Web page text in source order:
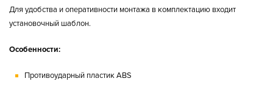
Для удобства и оперативности монтажа в комплектацию входит
установочный шаблон.
Особенности:
Противоударный пластик ABS